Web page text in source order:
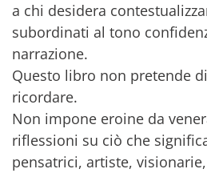
a chi desidera
subordinati al tono
narrazione.
Questo libro non pretende
ricordare.
Non impone eroine da
riflessioni su ciò che
pensatrici, artiste,